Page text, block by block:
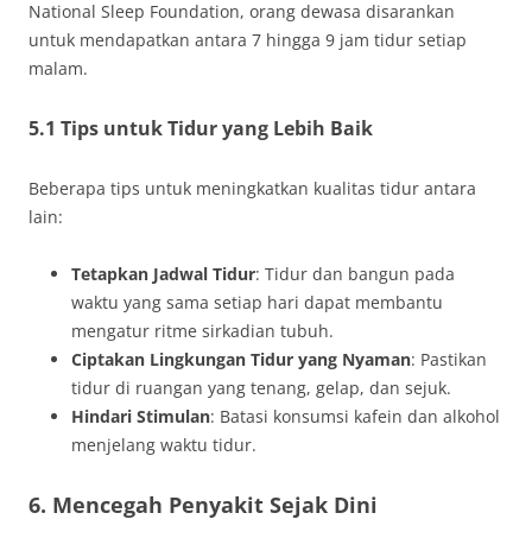
National Sleep Foundation, orang dewasa disarankan
untuk mendapatkan antara 7 hingga 9 jam tidur setiap
malam.
5.1 Tips untuk Tidur yang Lebih Baik
Beberapa tips untuk meningkatkan kualitas tidur antara
lain:
Tetapkan Jadwal Tidur: Tidur dan bangun pada
waktu yang sama setiap hari dapat membantu
mengatur ritme sirkadian tubuh.
Ciptakan Lingkungan Tidur yang Nyaman: Pastikan
tidur di ruangan yang tenang, gelap, dan sejuk.
Hindari Stimulan: Batasi konsumsi kafein dan alkohol
menjelang waktu tidur.
6. Mencegah Penyakit Sejak Dini